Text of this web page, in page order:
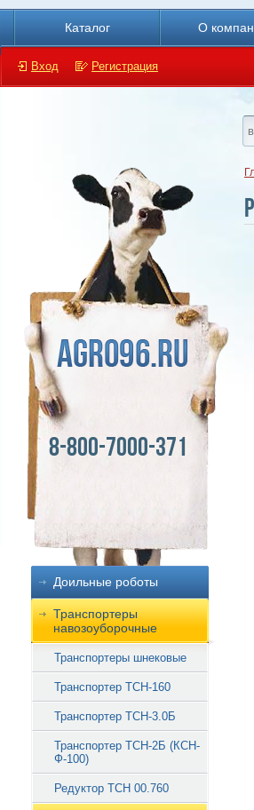
Каталог О
Вход Регистрация
8-800-7000-371
Доильные роботы
Транспортеры
навозоуборочные
Транспортеры шнековые
Транспортер ТСН-160
Транспортер ТСН-3.0Б
Транспортер ТСН-2Б (КСН-
Ф-100)
Редуктор ТСН 00.760